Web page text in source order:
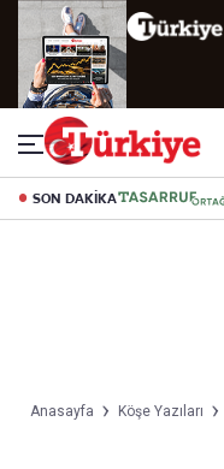
SON DAKİKA
Anasayfa Köşe Yazıları